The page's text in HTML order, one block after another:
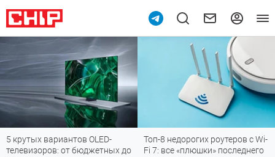
до
Топ-8 недорогих роутеров с Wi-
Fi 7: все «плюшки» последнего
Подпишись на наш канал
мессенджере МАХ